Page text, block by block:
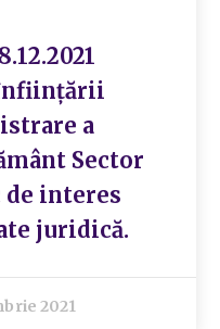
a
Sector
de interes
juridică.
2021